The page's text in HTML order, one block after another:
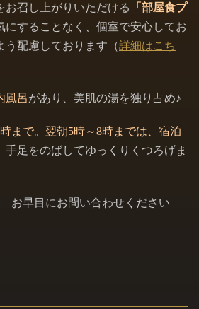
お召し上がりいただける
「部屋食プ
にすることなく、個室で安心してお
う配慮しております（詳細はこち
風呂があり、美肌の湯を独り占め♪
まで。翌朝5時～8時までは、宿泊
手足をのばしてゆっくりくつろげま
お早目にお問い合わせください